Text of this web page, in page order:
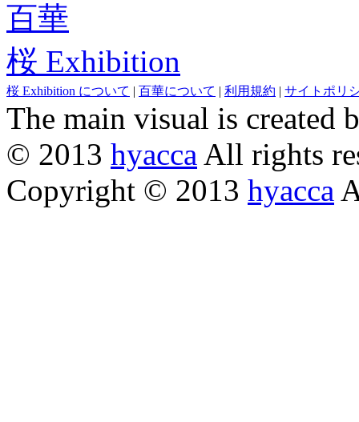
百華
桜 Exhibition
桜 Exhibition について | 百華について | 利用規約 | サイトポリ
The main visual is created
© 2013 hyacca All rights
Copyright © 2013 hyacca